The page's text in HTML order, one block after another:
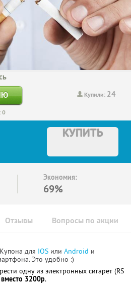
Купили: 24
0
КУПИТЬ
Экономия:
69%
Отзывы Вопросы по акции
для IOS или Android и
Это удобно :)
одну из электронных сигарет (RS
3200р.